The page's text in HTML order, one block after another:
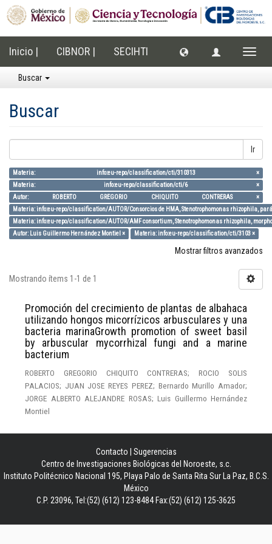
Inicio | CIBNOR | SECIHTI
Buscar
Buscar
Ir
Materia: info:eu-repo/classification/cti/310313 ×
Materia: info:eu-repo/classification/cti/6 ×
Autor: ROBERTO GREGORIO CHIQUITO CONTRERAS ×
Materia: info:eu-repo/classification/AUTOR/Consorcios de HMA, Stenotrophomonas rhizophila,
Materia: info:eu-repo/classification/AUTOR/AMF consortium, Stenotrophomonas rhizophila,
Autor: Luis Guillermo Hernández Montiel ×
Materia: info:eu-repo/classification/cti/3103 ×
Mostrar filtros avanzados
Mostrando ítems 1-1 de 1
Promoción del crecimiento de plantas de albahaca
utilizando hongos micorrízicos arbusculares y una
bacteria marinaGrowth promotion of sweet basil
by arbuscular mycorrhizal fungi and a marine
bacterium
ROBERTO GREGORIO CHIQUITO CONTRERAS; ROCIO SOLIS
PALACIOS; JUAN JOSE REYES PEREZ; Bernardo Murillo Amador;
JORGE ALBERTO ALEJANDRE ROSAS; Luis Guillermo Hernández
Montiel
Contacto
Sugerencias
Centro de Investigaciones Biológicas del Noroeste, s.c.
Instituto Politécnico Nacional 195, Playa Palo de Santa Rita Sur La Paz, B.C.S.
México
C.P. 23096, Tel:(52) (612) 123-8484 Fax:(52) (612) 125-3625